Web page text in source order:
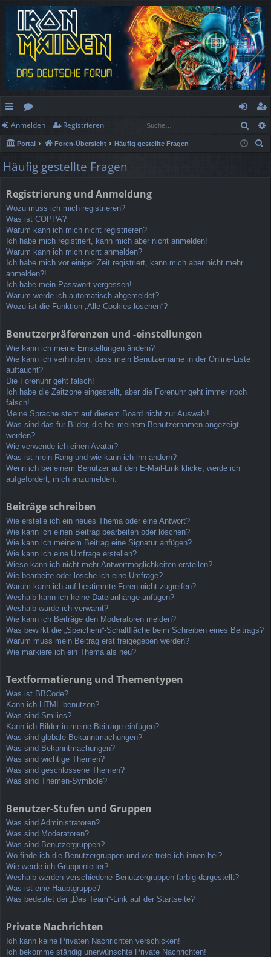
ch
ne
llz
rif
f
or
en
n
m
eg
ist
Anmelden Registrieren
Portal Foren-Übersicht Häufig gestellte Fragen
Häufig gestellte Fragen
Registrierung und Anmeldung
Wozu muss ich mich registrieren?
Was ist COPPA?
Warum kann ich mich nicht registrieren?
Ich habe mich registriert, kann mich aber nicht anmelden!
Warum kann ich mich nicht anmelden?
Ich habe mich vor einiger Zeit registriert, kann mich aber nicht mehr
anmelden?!
Ich habe mein Passwort vergessen!
Warum werde ich automatisch abgemeldet?
Wozu ist die Funktion „Alle Cookies löschen“?
Benutzerpräferenzen und -einstellungen
Wie kann ich meine Einstellungen ändern?
Wie kann ich verhindern, dass mein Benutzername in der Online-Liste
auftaucht?
Die Forenuhr geht falsch!
Ich habe die Zeitzone eingestellt, aber die Forenuhr geht immer noch
falsch!
Meine Sprache steht auf diesem Board nicht zur Auswahl!
Was sind das für Bilder, die bei meinem Benutzernamen angezeigt
werden?
Wie verwende ich einen Avatar?
Was ist mein Rang und wie kann ich ihn ändern?
Wenn ich bei einem Benutzer auf den E-Mail-Link klicke, werde ich
aufgefordert, mich anzumelden.
Beiträge schreiben
Wie erstelle ich ein neues Thema oder eine Antwort?
Wie kann ich einen Beitrag bearbeiten oder löschen?
Wie kann ich meinem Beitrag eine Signatur anfügen?
Wie kann ich eine Umfrage erstellen?
Wieso kann ich nicht mehr Antwortmöglichkeiten erstellen?
Wie bearbeite oder lösche ich eine Umfrage?
Warum kann ich auf bestimmte Foren nicht zugreifen?
Weshalb kann ich keine Dateianhänge anfügen?
Weshalb wurde ich verwarnt?
Wie kann ich Beiträge den Moderatoren melden?
Was bewirkt die „Speichern“-Schaltfläche beim Schreiben eines Beitrags?
Warum muss mein Beitrag erst freigegeben werden?
Wie markiere ich ein Thema als neu?
Textformatierung und Thementypen
Was ist BBCode?
Kann ich HTML benutzen?
Was sind Smilies?
Kann ich Bilder in meine Beiträge einfügen?
Was sind globale Bekanntmachungen?
Was sind Bekanntmachungen?
Was sind wichtige Themen?
Was sind geschlossene Themen?
Was sind Themen-Symbole?
Benutzer-Stufen und Gruppen
Was sind Administratoren?
Was sind Moderatoren?
Was sind Benutzergruppen?
Wo finde ich die Benutzergruppen und wie trete ich ihnen bei?
Wie werde ich Gruppenleiter?
Weshalb werden verschiedene Benutzergruppen farbig dargestellt?
Was ist eine Hauptgruppe?
Was bedeutet der „Das Team“-Link auf der Startseite?
Private Nachrichten
Ich kann keine Privaten Nachrichten verschicken!
Ich bekomme ständig unerwünschte Private Nachrichten!